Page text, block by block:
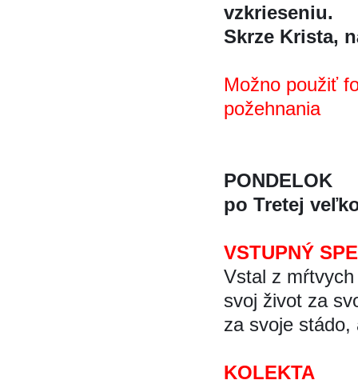
vzkrieseniu.
Skrze Krista,
Možno použiť
požehnania
PONDELOK
po Tretej
VSTUPNÝ
Vstal z
svoj život za
za svoje stádo,
KOLEKTA